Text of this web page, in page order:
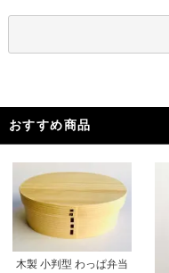
おすすめ商品
木製 小判型 わっぱ弁当